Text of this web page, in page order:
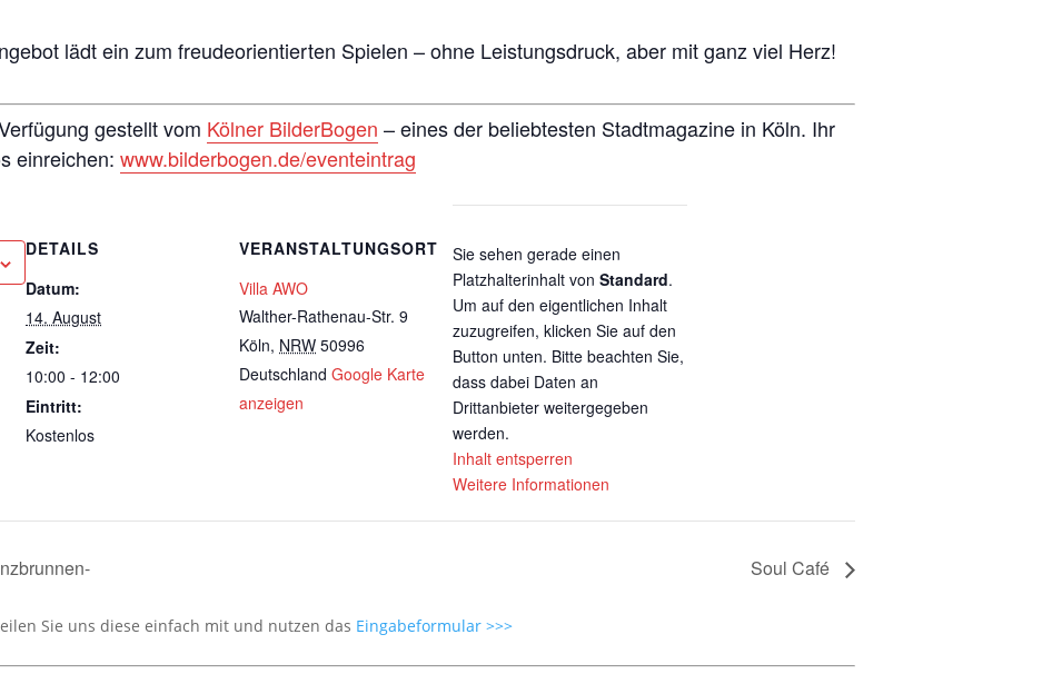
lädt ein zum freudeorientierten Spielen – ohne Leistungsdruck, aber mit ganz viel Herz!
gestellt vom Kölner BilderBogen – eines der beliebtesten Stadtmagazine in Köln. Ihr
einreichen: www.bilderbogen.de/eventeintrag
DETAILS
Datum:
14. August
Zeit:
10:00 - 12:00
Eintritt:
Kostenlos
VERANSTALTUNGSORT
Villa AWO
Walther-Rathenau-Str. 9
Köln, NRW 50996
Deutschland Google Karte
anzeigen
Sie sehen gerade einen
Platzhalterinhalt von Standard.
Um auf den eigentlichen Inhalt
zuzugreifen, klicken Sie auf den
Button unten. Bitte beachten Sie,
dass dabei Daten an
Drittanbieter weitergegeben
werden.
Inhalt entsperren
Weitere Informationen
Soul Café
Sie uns diese einfach mit und nutzen das Eingabeformular >>>